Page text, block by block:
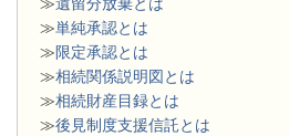
≫遺留分放棄とは
≫単純承認とは
≫限定承認とは
≫相続関係説明図とは
≫相続財産目録とは
≫後見制度支援信託とは